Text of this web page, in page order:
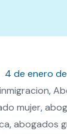
4 de enero
,
mujer,
,abogados